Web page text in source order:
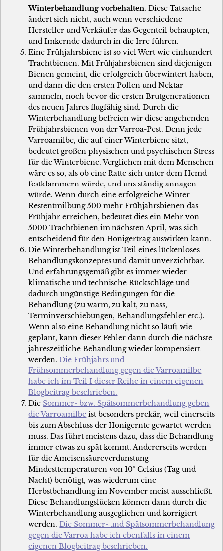
Winterbehandlung vorbehalten. Diese Tatsache
ändert sich nicht, auch wenn verschiedene
Hersteller und Verkäufer das Gegenteil behaupten,
und Imkernde dadurch in die Irre führen.
Eine Frühjahrsbiene ist so viel Wert wie einhundert
Trachtbienen. Mit Frühjahrsbienen sind diejenigen
Bienen gemeint, die erfolgreich überwintert haben,
und dann die den ersten Pollen und Nektar
sammeln, noch bevor die ersten Brutgenerationen
des neuen Jahres flugfähig sind. Durch die
Winterbehandlung befreien wir diese angehenden
Frühjahrsbienen von der Varroa-Pest. Denn jede
Varroamilbe, die auf einer Winterbiene sitzt,
bedeutet großen physischen und psychischen Stress
für die Winterbiene. Verglichen mit dem Menschen
wäre es so, als ob eine Ratte sich unter dem Hemd
festklammern würde, und uns ständig annagen
würde. Wenn durch eine erfolgreiche Winter-
Restentmilbung 500 mehr Frühjahrsbienen das
Frühjahr erreichen, bedeutet dies ein Mehr von
5000 Trachtbienen im nächsten April, was sich
entscheidend für den Honigertrag auswirken kann.
Die Winterbehandlung ist Teil eines lückenloses
Behandlungskonzeptes und damit unverzichtbar.
Und erfahrungsgemäß gibt es immer wieder
klimatische und technische Rückschläge und
dadurch ungünstige Bedingungen für die
Behandlung (zu warm, zu kalt, zu nass,
Terminverschiebungen, Behandlungsfehler etc.).
Wenn also eine Behandlung nicht so läuft wie
geplant, kann dieser Fehler dann durch die nächste
jahreszeitliche Behandlung wieder kompensiert
werden.Die Frühjahrs und
Frühsommerbehandlung gegen die Varroamilbe
habe ich im Teil I dieser Reihe in einem eigenen
Blogbeitrag beschrieben.
Die Sommer- bzw. Spätsommerbehandlung geben
die Varroamilbe ist besonders prekär, weil einerseits
bis zum Abschluss der Honigernte gewartet werden
muss. Das führt meistens dazu, dass die Behandlung
immer etwas zu spät kommt. Andererseits werden
für die Ameisensäureverdunstung
Mindesttemperaturen von 10° Celsius (Tag und
Nacht) benötigt, was wiederum eine
Herbstbehandlung im November meist ausschließt.
Diese Behandlungslücken können dann durch die
Winterbehandlung ausgeglichen und korrigiert
werden.Die Sommer- und Spätsommerbehandlung
gegen die Varroa habe ich ebenfalls in einem
eigenen Blogbeitrag beschrieben.